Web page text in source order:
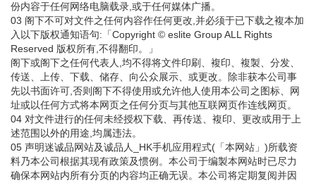
份内容于任何网络电脑载录,或于任何媒体广播。
03 阁下不可对文件之任何内容作任何更改,并必须于已下载之複本加
入以下版权通知语句:「Copyright © eslite Group ALL Rights
Reserved 版权所有,不得翻印。」
阁下或阁下之任何代表人,均不得将文件印刷、複印、複製、分发、
传送、上传、下载、储存、向公众展示、或更改。除非获本公司事
先以书面许可,否则阁下不得使用或允许他人使用本公司之图标、网
址或以任何方式将本网页之任何分页与其他互联网页作连线网页。
04 对文件进行的任何未经授权下载、再传送、複印、更改或用于上
述范围以外的用途,均属违法。
05 声明迷诚品网站及诚品人_HK手机应用程式(「本网站」)所载资
料乃本公司根据其现有政策及惯例。本公司于编製本网站时已尽力
确保本网站内所有分页的内容均正确无误。本公司将定期复阅并因